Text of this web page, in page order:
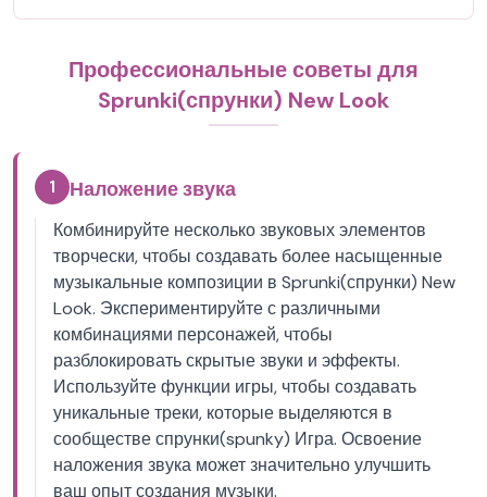
Профессиональные советы для
Sprunki(спрунки) New Look
1 Наложение звука
Комбинируйте несколько звуковых элементов
творчески, чтобы создавать более насыщенные
музыкальные композиции в Sprunki(спрунки) New
Look. Экспериментируйте с различными
комбинациями персонажей, чтобы
разблокировать скрытые звуки и эффекты.
Используйте функции игры, чтобы создавать
уникальные треки, которые выделяются в
сообществе спрунки(spunky) Игра. Освоение
наложения звука может значительно улучшить
ваш опыт создания музыки.